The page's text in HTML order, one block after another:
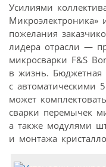
Усилиями
Микроэлектроника»
пожелания
лидера отрасли —
микросварки F&S
в жизнь. Бюджетная
с автоматическими
может
сварки перемычек
а также модулями
и монтажа